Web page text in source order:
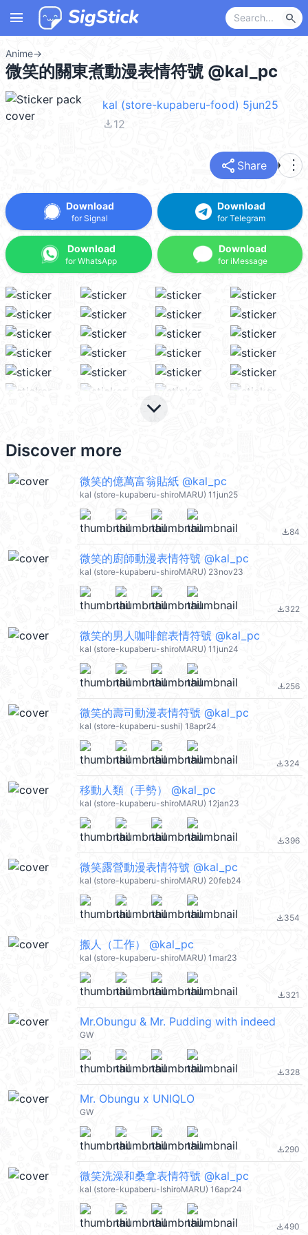
menu search
Anime→
微笑的關東煮動漫表情符號 @kal_pc
kal (store-kupaberu-food) 5jun25
file_download12
share Share more_vert
Download
for Signal
Download
for WhatsApp
Download
for Telegram
Download
for iMessage
keyboard_arrow_down
Discover more
微笑的億萬富翁貼紙 @kal_pc
kal (store-kupaberu-shiroMARU) 11jun25
file_download84
微笑的廚師動漫表情符號 @kal_pc
kal (store-kupaberu-shiroMARU) 23nov23
file_download322
微笑的男人咖啡館表情符號 @kal_pc
kal (store-kupaberu-shiroMARU) 11jun24
file_download256
微笑的壽司動漫表情符號 @kal_pc
kal (store-kupaberu-sushi) 18apr24
file_download324
移動人類（手勢） @kal_pc
kal (store-kupaberu-shiroMARU) 12jan23
file_download396
微笑露營動漫表情符號 @kal_pc
kal (store-kupaberu-shiroMARU) 20feb24
file_download354
搬人（工作） @kal_pc
kal (store-kupaberu-shiroMARU) 1mar23
file_download321
Mr.Obungu & Mr. Pudding with indeed
GW
file_download328
Mr. Obungu x UNIQLO
GW
file_download290
微笑洗澡和桑拿表情符號 @kal_pc
kal (store-kupaberu-lshiroMARU) 16apr24
file_download490